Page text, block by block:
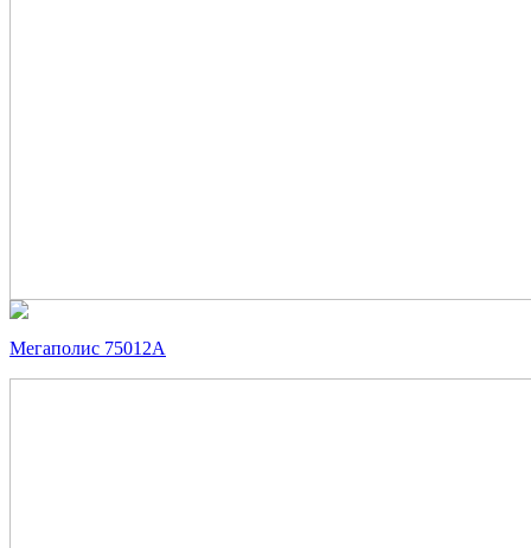
Мегаполис 75012А